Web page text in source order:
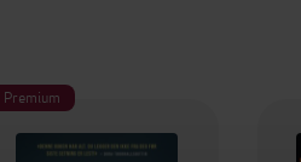
Premium